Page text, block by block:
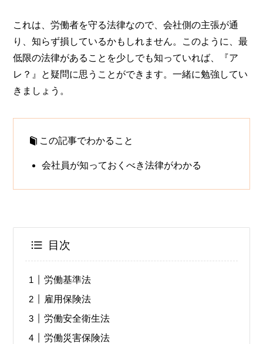
これは、労働者を守る法律なので、会社側の主張が通
り、知らず損しているかもしれません。このように、最
低限の法律があることを少しでも知っていれば、『ア
レ？』と疑問に思うことができます。一緒に勉強してい
きましょう。
この記事でわかること
会社員が知っておくべき法律がわかる
目次
労働基準法
雇用保険法
労働安全衛生法
労働災害保険法